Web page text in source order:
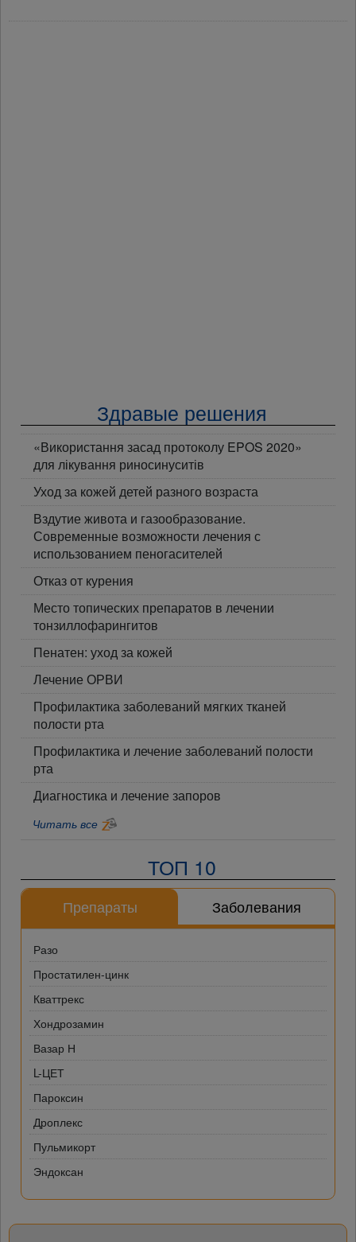
Здравые решения
«Використання засад протоколу EPOS 2020»
для лікування риносинуситів
Уход за кожей детей разного возраста
Вздутие живота и газообразование.
Современные возможности лечения с
использованием пеногасителей
Отказ от курения
Место топических препаратов в лечении
тонзиллофарингитов
Пенатен: уход за кожей
Лечение ОРВИ
Профилактика заболеваний мягких тканей
полости рта
Профилактика и лечение заболеваний полости
рта
Диагностика и лечение запоров
Читать все
ТОП 10
Препараты Заболевания
Разо
Простатилен-цинк
Кваттрекс
Хондрозамин
Вазар Н
L-ЦЕТ
Пароксин
Дроплекс
Пульмикорт
Эндоксан